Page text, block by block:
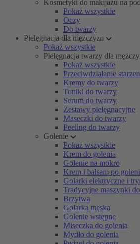
Kosmetyki do makijażu na
Pokaż wszystkie
Oczy
Do twarzy
Pielęgnacja dla mężczyzn
Pokaż wszystkie
Pielęgnacja twarzy dla
Pokaż wszystkie
Przeciwdziałanie
Kremy do twarzy
Toniki do twarzy
Serum do twarzy
Zestawy pielęgnacyjne
Maseczki do twarzy
Peeling do twarzy
Golenie
Pokaż wszystkie
Krem do golenia
Golenie na mokro
Krem i balsam po
Golarki elektryczne i
Tradycyjne maszynki
Brzytwa
Golarka męska
Golenie wstępne
Miseczka do golenia
Mydło do golenia